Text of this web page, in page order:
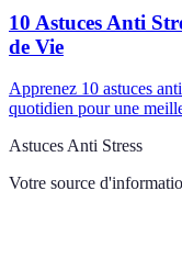
10 Astuces Anti
de Vie
Apprenez 10 astuces
quotidien pour une
Astuces Anti Stress
Votre source